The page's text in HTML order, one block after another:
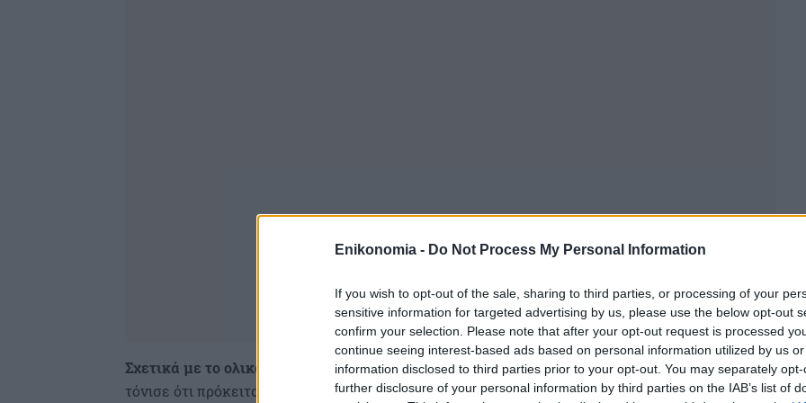
Enikonomia - Do Not Process My Personal Information
If you wish to opt-out of the sale, sharing to third parties, or processing of your
sensitive information for targeted advertising by us, please use the below opt-out
confirm your selection. Please note that after your opt-out request is processed
continue seeing interest-based ads based on personal information utilized by us
information disclosed to third parties prior to your opt-out. You may separately
further disclosure of your personal information by third parties on the IAB’s list of
Σχετικά με το ολικό blackout που έπληξε πρόσφατα την Ιβηρική Χερσόνησο, ο κ. Μανουσάκης
τόνισε ότι πρόκειται για ένα κοινωνικό ζήτημα ευρωπαϊκών διαστάσεων στο οποίο οι ελληνικές